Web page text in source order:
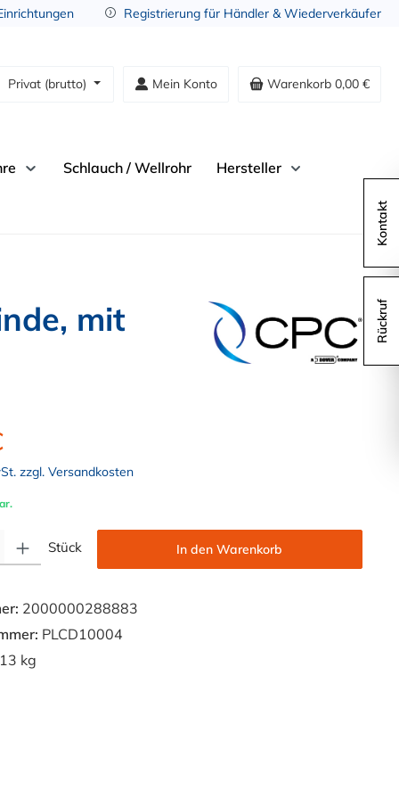
Registrierung für Händler & Wiederverkäufer
Privat (brutto) Mein Konto Warenkorb 0,00 €
Schlauch / Wellrohr Hersteller
mit
zzgl. Versandkosten
Stück In den Warenkorb
2000000288883
PLCD10004
kg
Kontakt
Rückruf